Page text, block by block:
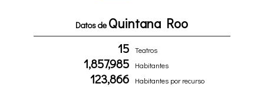
Datos de Quintana Roo
15 Teatros
1,857,985 Habitantes
123,866 Habitantes por recurso